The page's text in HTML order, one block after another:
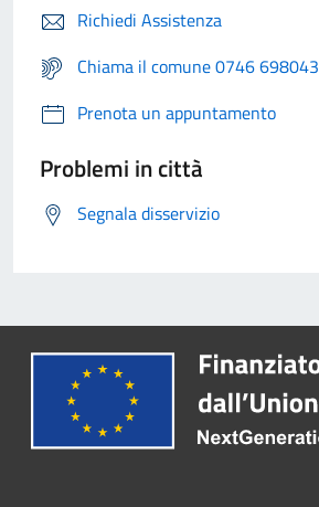
Richiedi Assistenza
Chiama il comune 0746 698043
Prenota un appuntamento
Problemi in città
Segnala disservizio